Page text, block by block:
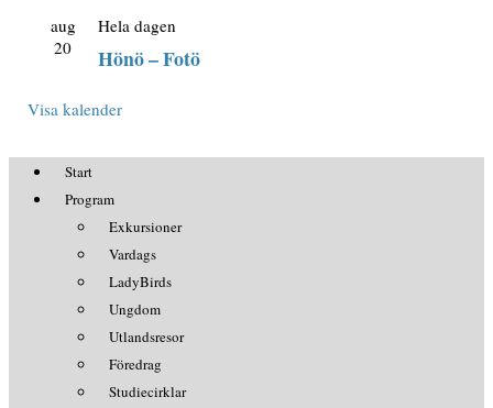
aug
20
Hela dagen
Hönö – Fotö
Visa kalender
Start
Program
Exkursioner
Vardags
LadyBirds
Ungdom
Utlandsresor
Föredrag
Studiecirklar